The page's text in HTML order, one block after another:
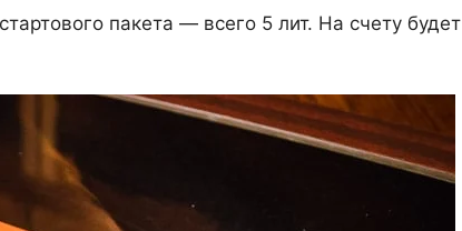
пакета — всего 5 лит. На счету будет